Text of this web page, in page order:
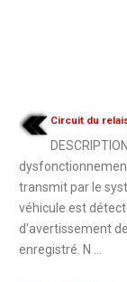
Circuit du
transmit par le
véhicule est
d'avertissement
enregistré. N ...